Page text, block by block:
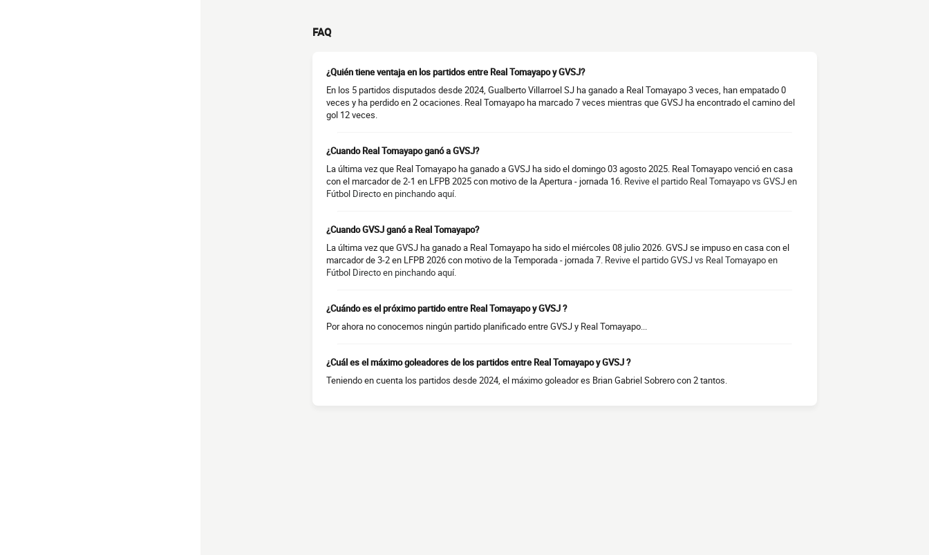
FAQ
¿Quién tiene ventaja en los partidos entre Real Tomayapo y GVSJ?
En los 5 partidos disputados desde 2024, Gualberto Villarroel SJ ha ganado a Real Tomayapo 3 veces, han empatado 0
veces y ha perdido en 2 ocaciones. Real Tomayapo ha marcado 7 veces mientras que GVSJ ha encontrado el camino del
gol 12 veces.
¿Cuando Real Tomayapo ganó a GVSJ?
La última vez que Real Tomayapo ha ganado a GVSJ ha sido el domingo 03 agosto 2025. Real Tomayapo venció en casa
con el marcador de 2-1 en LFPB 2025 con motivo de la Apertura - jornada 16. Revive el partido Real Tomayapo vs GVSJ en
Fútbol Directo en pinchando aquí.
¿Cuando GVSJ ganó a Real Tomayapo?
La última vez que GVSJ ha ganado a Real Tomayapo ha sido el miércoles 08 julio 2026. GVSJ se impuso en casa con el
marcador de 3-2 en LFPB 2026 con motivo de la Temporada - jornada 7. Revive el partido GVSJ vs Real Tomayapo en
Fútbol Directo en pinchando aquí.
¿Cuándo es el próximo partido entre Real Tomayapo y GVSJ ?
Por ahora no conocemos ningún partido planificado entre GVSJ y Real Tomayapo...
¿Cuál es el máximo goleadores de los partidos entre Real Tomayapo y GVSJ ?
Teniendo en cuenta los partidos desde 2024, el máximo goleador es Brian Gabriel Sobrero con 2 tantos.